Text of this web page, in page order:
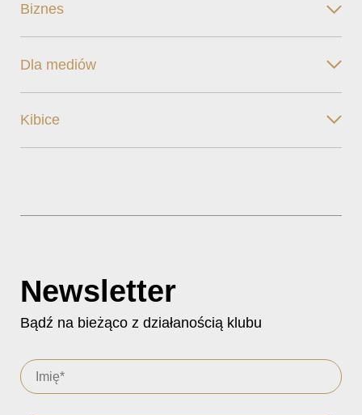
Biznes
Dla mediów
Kibice
Newsletter
Bądź na bieżąco z działanością klubu